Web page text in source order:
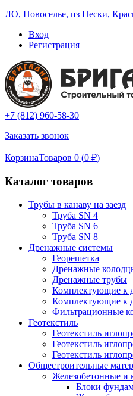
ЛО, Новоселье, пз Пески,
Вход
Регистрация
+7 (812) 960-58-30
Заказать звонок
КорзинаТоваров 0 (0 ₽)
Каталог товаров
Трубы в канаву на заезд
Труба SN 4
Труба SN 6
Труба SN 8
Дренажные системы
Георешетка
Дренажные
Дренажные трубы
Комплектующие к
Комплектующие к
Фильтрационные
Геотекстиль
Геотекстиль
Геотекстиль
Геотекстиль
Общестроительные
Железобетонные и
Блоки